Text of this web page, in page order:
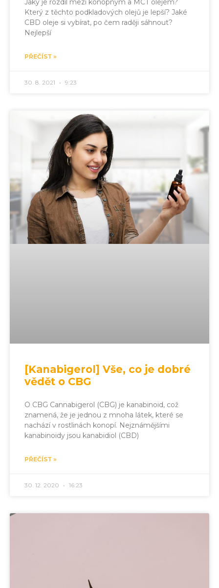
Jaký je rozdíl mezi konopným a MCT olejem?
Který z těchto podkladových olejů je lepší? Jaké
CBD oleje si vybírat, po čem raději sáhnout?
Nejlepší
PŘEČÍST »
30. 8. 2021 9:23
[Kanabigerol] Vše, co je dobré
vědět o CBG
O CBG Cannabigerol (CBG) je kanabinoid, což
znamená, že je jednou z mnoha látek, které se
nachází v rostlinách konopí. Nejznámějšími
kanabinoidy jsou kanabidiol (CBD)
PŘEČÍST »
30. 12. 2020 16:23